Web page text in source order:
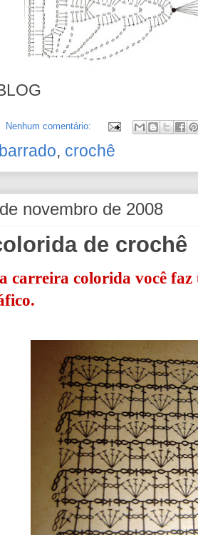
Nenhum comentário:
barrado, crochê
novembro de 2008
de crochê
carreira colorida você